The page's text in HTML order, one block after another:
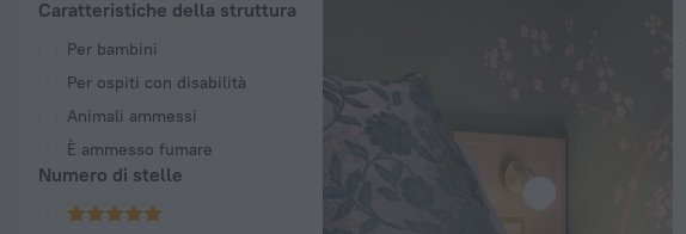
Caratteristiche della struttura
Per bambini
Per ospiti con disabilità
Animali ammessi
È ammesso fumare
Numero di stelle